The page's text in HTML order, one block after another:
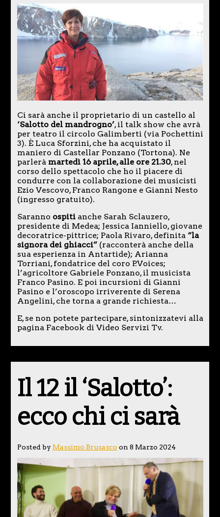
Ci sarà anche il proprietario di un castello al
‘Salotto del mandrogno’, il talk show che avrà
per teatro il circolo Galimberti (via Pochettini
3). È Luca Sforzini, che ha acquistato il
maniero di Castellar Ponzano (Tortona). Ne
parleràmartedì 16 aprile, alle ore 21.30, nel
corso dello spettacolo che ho il piacere di
condurre con la collaborazione dei musicisti
Ezio Vescovo, Franco Rangone e Gianni Nesto
(ingresso gratuito).
Saranno ospitianche Sarah Sclauzero,
presidente di Medea; Jessica Ianniello, giovane
decoratrice-pittrice; Paola Rivaro, definita“la
signora dei ghiacci”(racconterà anche della
sua esperienza in Antartide); Arianna
Torriani, fondatrice del coro P.Voices;
l’agricoltore Gabriele Ponzano, il musicista
Franco Pasino. E poi incursioni di Gianni
Pasino e l’oroscopo irriverente di Serena
Angelini, che torna a grande richiesta…
E, se non potete partecipare, sintonizzatevi alla
pagina Facebook di Video Servizi Tv.
Il 12 il ‘Salotto’:
ecco chi ci sarà
Posted by Massimo Brusasco on 8 Marzo 2024